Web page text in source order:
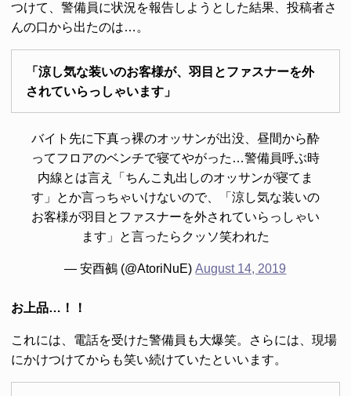
つけて、警備員に状況を報告しようとした結果、投稿者さ
んの口から出たのは…。
「涼し気な装いのお客様が、羽目とファスナーを外
されていらっしゃいます」
バイト先に下真っ裸のオッサンが出没、昼間から酔
ってフロアのベンチで寝てやがった…警備員呼ぶ時
内線とは言え「ちんこ丸出しのオッサンが寝てま
す」とか言っちゃいけないので、「涼し気な装いの
お客様が羽目とファスナーを外されていらっしゃい
ます」と言ったらクッソ笑われた
— 安酉鵺 (@AtoriNuE)August 14, 2019
お上品…！！
これには、電話を受けた警備員も大爆笑。さらには、現場
にかけつけてからも笑い続けていたといいます。